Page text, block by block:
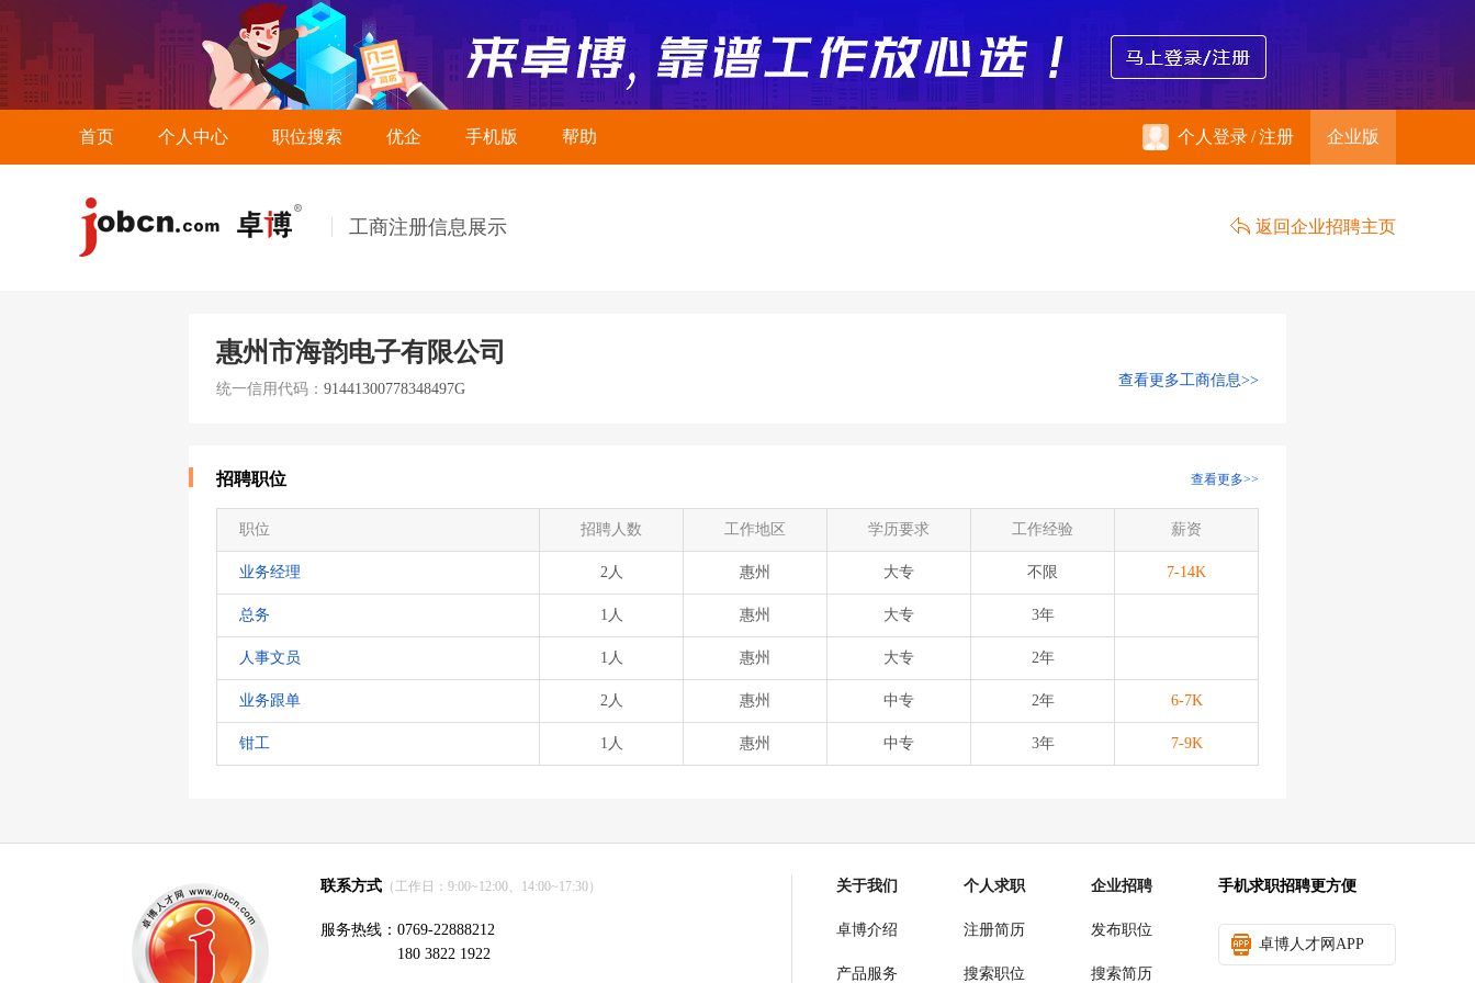
首页 个人中心 职位搜索 优企 手机版 帮助 个人登录/注册 企业版
工商注册信息展示 返回企业招聘主页
惠州市海韵电子有限公司
统一信用代码： 91441300778348497G
查看更多工商信息>>
招聘职位 查看更多>>
职位 招聘人数 工作地区 学历要求 工作经验 薪资
业务经理 2人 惠州 大专 不限 7-14K
总务 1人 惠州 大专 3年
人事文员 1人 惠州 大专 2年
业务跟单 2人 惠州 中专 2年 6-7K
钳工 1人 惠州 中专 3年 7-9K
联系方式 （工作日：9:00~12:00、14:00~17:30）
服务热线：0769-22888212
180 3822 1922
关于我们
卓博介绍
产品服务
个人求职
注册简历
搜索职位
企业招聘
发布职位
搜索简历
手机求职招聘更方便
卓博人才网APP